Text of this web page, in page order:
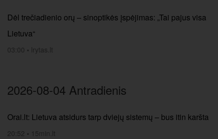
Dėl trečiadienio orų – sinoptikės įspėjimas: „Tai pajus visa
Lietuva“
03:00 • lrytas.lt
2026-08-04 Antradienis
Orai.lt: Lietuva atsidurs tarp dviejų sistemų – bus itin karšta
20:52 • 15min.lt